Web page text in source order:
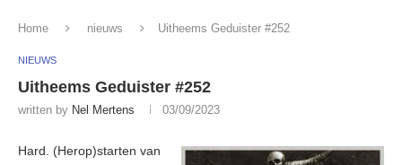
Home nieuws Uitheems Geduister #252
NIEUWS
Uitheems Geduister #252
written by Nel Mertens 03/09/2023
Hard. (Herop)starten van